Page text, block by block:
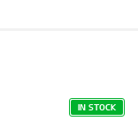
IN STOCK